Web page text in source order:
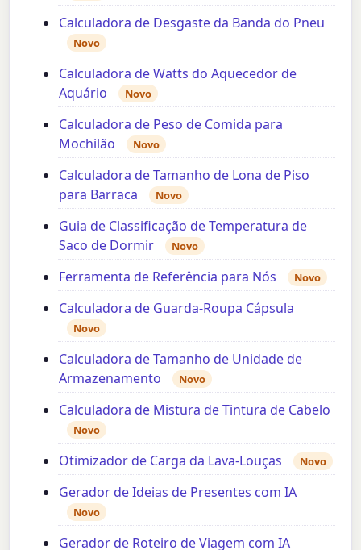
Calculadora de Desgaste da Banda do Pneu
Novo
Calculadora de Watts do Aquecedor de
Aquário
Novo
Calculadora de Peso de Comida para
Mochilão
Novo
Calculadora de Tamanho de Lona de Piso
para Barraca
Novo
Guia de Classificação de Temperatura de
Saco de Dormir
Novo
Ferramenta de Referência para Nós Novo
Calculadora de Guarda-Roupa Cápsula
Novo
Calculadora de Tamanho de Unidade de
Armazenamento
Novo
Calculadora de Mistura de Tintura de Cabelo
Novo
Otimizador de Carga da Lava-Louças Novo
Gerador de Ideias de Presentes com IA
Novo
Gerador de Roteiro de Viagem com IA